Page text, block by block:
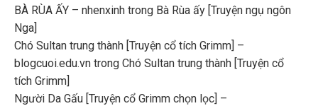
BÀ RÙA ẤY – nhenxinh trong Bà Rùa ấy [Truyện ngụ ngôn
Nga]
Chó Sultan trung thành [Truyện cổ tích Grimm] –
blogcuoi.edu.vn trong Chó Sultan trung thành [Truyện cổ
tích Grimm]
Người Da Gấu [Truyện cổ Grimm chọn lọc] –